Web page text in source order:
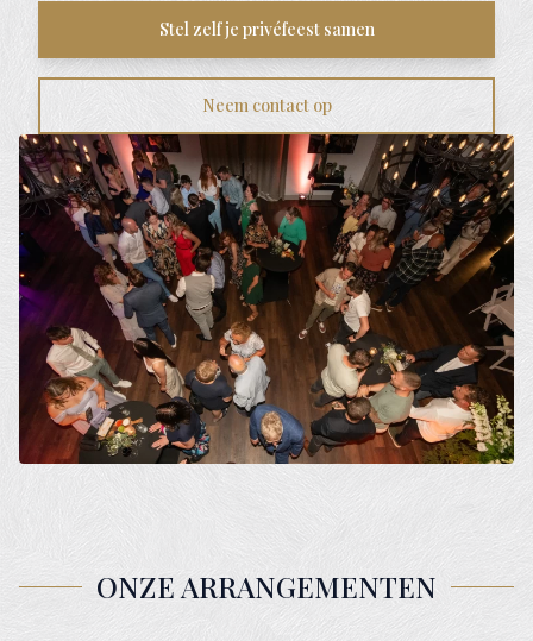
Stel zelf je privéfeest samen
Neem contact op
ONZE ARRANGEMENTEN